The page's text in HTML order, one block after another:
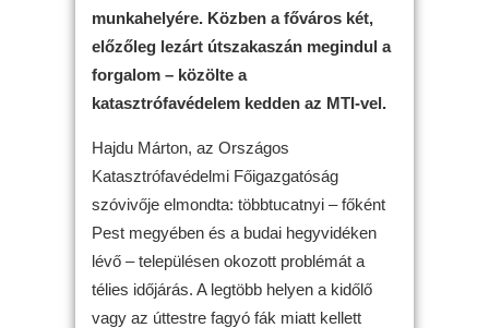
munkahelyére. Közben a főváros két,
előzőleg lezárt útszakaszán megindul a
forgalom – közölte a
katasztrófavédelem kedden az MTI-vel.
Hajdu Márton, az Országos
Katasztrófavédelmi Főigazgatóság
szóvivője elmondta: többtucatnyi – főként
Pest megyében és a budai hegyvidéken
lévő – településen okozott problémát a
télies időjárás. A legtöbb helyen a kidőlő
vagy az úttestre fagyó fák miatt kellett